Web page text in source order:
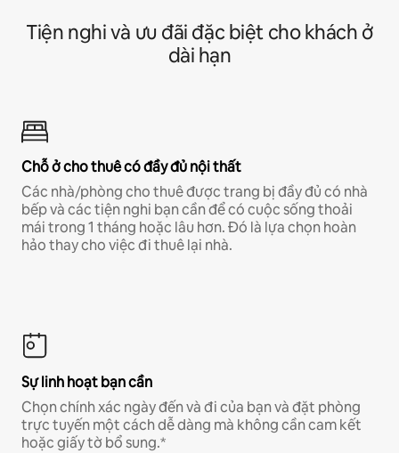
Tiện nghi và ưu đãi đặc biệt cho khách ở
dài hạn
Chỗ ở cho thuê có đầy đủ nội thất
Các nhà/phòng cho thuê được trang bị đầy đủ có nhà
bếp và các tiện nghi bạn cần để có cuộc sống thoải
mái trong 1 tháng hoặc lâu hơn. Đó là lựa chọn hoàn
hảo thay cho việc đi thuê lại nhà.
Sự linh hoạt bạn cần
Chọn chính xác ngày đến và đi của bạn và đặt phòng
trực tuyến một cách dễ dàng mà không cần cam kết
hoặc giấy tờ bổ sung.*